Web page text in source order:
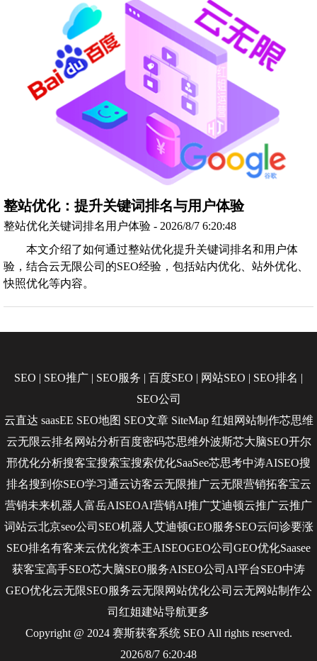
整站优化：提升关键词排名与用户体验
整站优化关键词排名用户体验 - 2026/8/7 6:20:48
本文介绍了如何通过整站优化提升关键词排名和用户体
验，结合云无限公司的SEO经验，包括站内优化、站外优化、
快照优化等内容。
SEO SEO推广 SEO服务 百度SEO 网站SEO SEO排名
SEO公司
云直达 saasEE SEO地图 SEO文章 SiteMap 红姐网站制作芯思维
云无限云排名 网站分析百度密码芯思维外波斯芯大脑SEO开尔
邢优化分析搜客宝搜索宝搜索优化SaaSee芯思考中涛AISEO搜
排名搜到你SEO学习通云访客云无限推广云无限营销拓客宝云
营销未来机器人富岳AISEOAI营销AI推广艾迪顿云推广云推广
词站云北京seo公司 SEO机器人艾迪顿GEO服务SEO云问诊要涨
SEO排名有客来云优化资本王AISEOGEO公司 GEO优化Saasee
获客宝高手SEO芯大脑SEO服务AISEO公司 AI平台SEO中涛
GEO优化云无限SEO服务云无限网站优化公司 云无网站制作公
司 红姐建站导航更多
Copyright @ 2024 赛斯获客系统 SEO All rights reserved.
2026/8/7 6:20:48